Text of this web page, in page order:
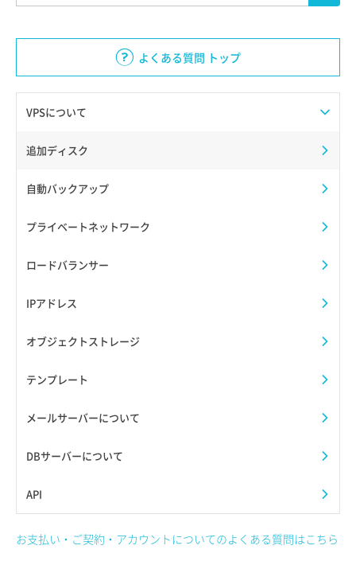
よくある質問 トップ
VPSについて
追加ディスク
自動バックアップ
プライベートネットワーク
ロードバランサー
IPアドレス
オブジェクトストレージ
テンプレート
メールサーバーについて
DBサーバーについて
API
お支払い・ご契約・アカウントについてのよくある質問はこちら